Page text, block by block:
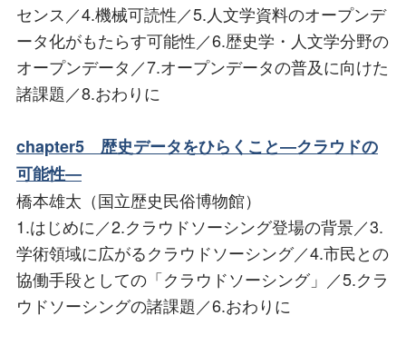
センス／4.機械可読性／5.人文学資料のオープンデ
ータ化がもたらす可能性／6.歴史学・人文学分野の
オープンデータ／7.オープンデータの普及に向けた
諸課題／8.おわりに
chapter5 歴史データをひらくこと―クラウドの
可能性―
橋本雄太（国立歴史民俗博物館）
1.はじめに／2.クラウドソーシング登場の背景／3.
学術領域に広がるクラウドソーシング／4.市民との
協働手段としての「クラウドソーシング」／5.クラ
ウドソーシングの諸課題／6.おわりに